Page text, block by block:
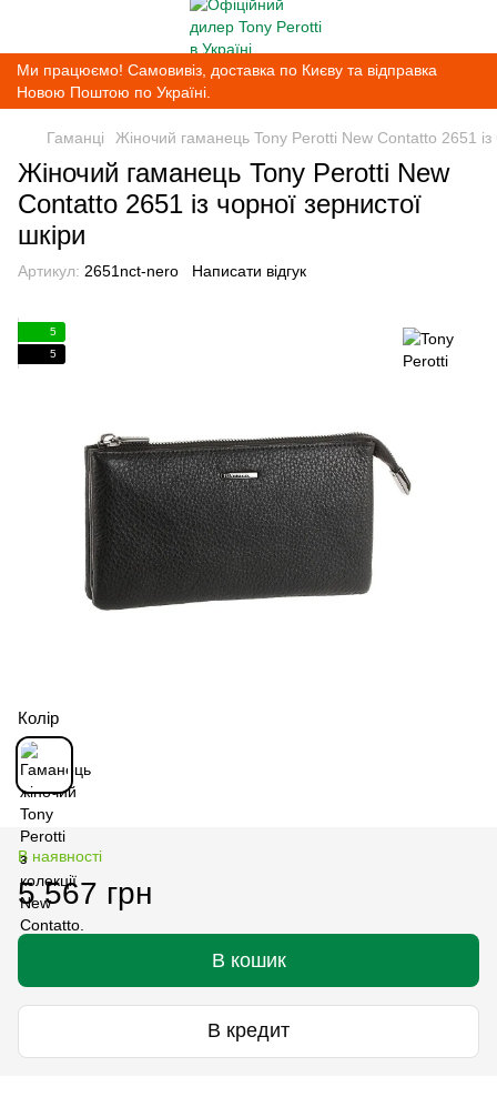
Ми працюємо! Самовивіз, доставка по Києву та відправка
Новою Поштою по Україні.
Гаманці Жіночий гаманець Tony Perotti New Contatto 2651 із
Жіночий гаманець Tony Perotti New
Contatto 2651 із чорної зернистої
шкіри
Артикул: 2651nct-nero Написати відгук
5
5
Колір
В наявності
5 567 грн
В кошик
В кредит